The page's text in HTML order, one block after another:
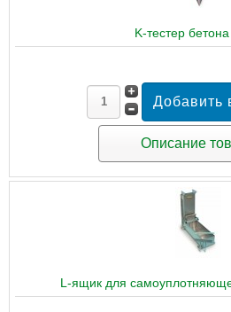
K-тестер
Описание
L-ящик для